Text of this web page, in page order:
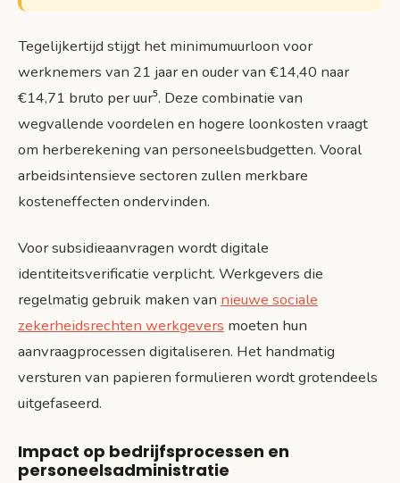
Tegelijkertijd stijgt het minimumuurloon voor
werknemers van 21 jaar en ouder van €14,40 naar
€14,71 bruto per uur⁵. Deze combinatie van
wegvallende voordelen en hogere loonkosten vraagt
om herberekening van personeelsbudgetten. Vooral
arbeidsintensieve sectoren zullen merkbare
kosteneffecten ondervinden.
Voor subsidieaanvragen wordt digitale
identiteitsverificatie verplicht. Werkgevers die
regelmatig gebruik maken van nieuwe sociale
zekerheidsrechten werkgevers moeten hun
aanvraagprocessen digitaliseren. Het handmatig
versturen van papieren formulieren wordt grotendeels
uitgefaseerd.
Impact op bedrijfsprocessen en
personeelsadministratie